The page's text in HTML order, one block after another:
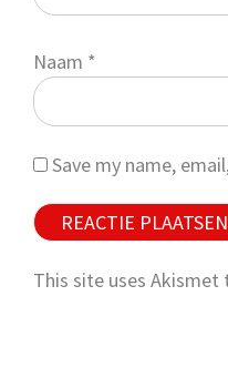
Naam *
Save my name,
This site uses Akismet